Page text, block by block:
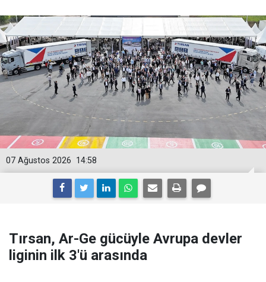
14:58
07 Ağustos 2026
Tırsan, Ar-Ge gücüyle Avrupa devler
liginin ilk 3'ü arasında